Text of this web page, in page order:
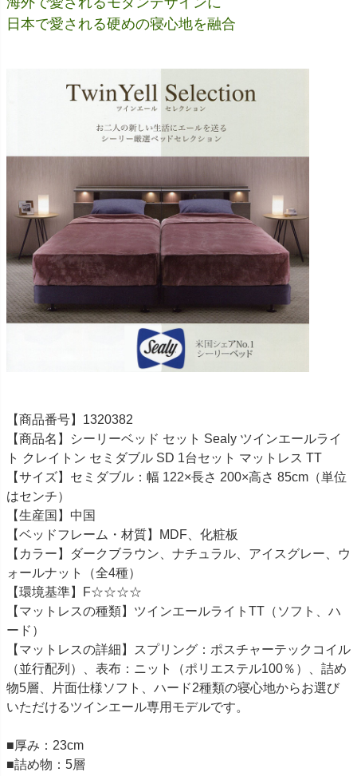
日本で愛される硬めの寝心地を融合
【商品番号】1320382
【商品名】シーリーベッド セット Sealy ツインエールライ
ト クレイトン セミダブル SD 1台セット マットレス TT
【サイズ】セミダブル：幅 122×長さ 200×高さ 85cm（単位
はセンチ）
【生産国】中国
【ベッドフレーム・材質】MDF、化粧板
【カラー】ダークブラウン、ナチュラル、アイスグレー、ウ
ォールナット（全4種）
【環境基準】F☆☆☆☆
【マットレスの種類】ツインエールライトTT（ソフト、ハ
ード）
【マットレスの詳細】スプリング：ポスチャーテックコイル
（並行配列）、表布：ニット（ポリエステル100％）、詰め
物5層、片面仕様ソフト、ハード2種類の寝心地からお選び
いただけるツインエール専用モデルです。
■厚み：23cm
■詰め物：5層